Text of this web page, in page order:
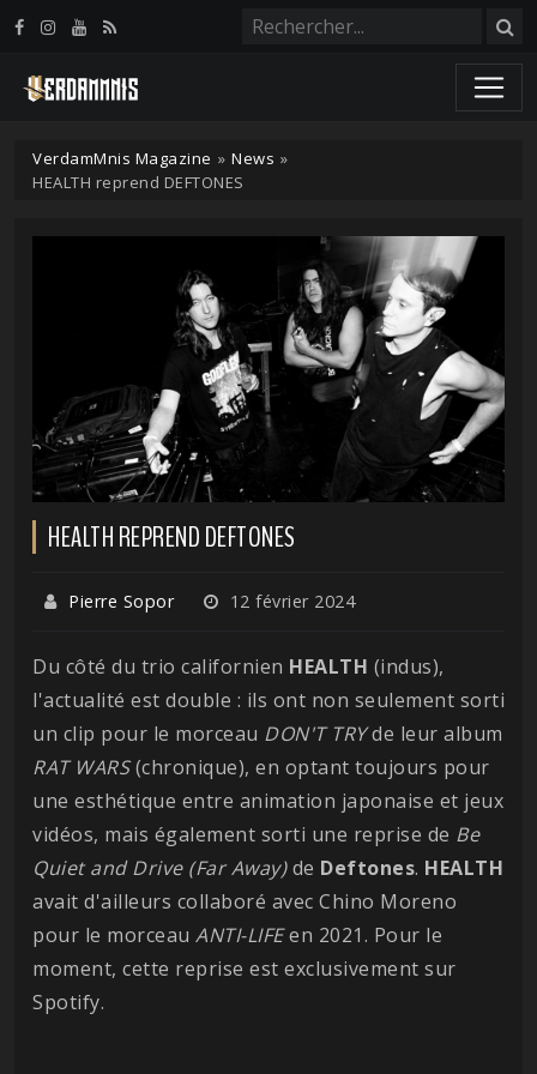
VerdamMnis Magazine » News »
HEALTH reprend DEFTONES
HEALTH REPREND DEFTONES
Pierre Sopor 12 février 2024
Du côté du trio californien HEALTH (indus),
l'actualité est double : ils ont non seulement sorti
un clip pour le morceau DON'T TRYde leur album
RAT WARS(chronique), en optant toujours pour
une esthétique entre animation japonaise et jeux
vidéos, mais également sorti une reprise de Be
Quiet and Drive (Far Away)de Deftones. HEALTH
avait d'ailleurs collaboré avec Chino Moreno
pour le morceau ANTI-LIFEen 2021. Pour le
moment, cette reprise est exclusivement sur
Spotify.
Panneau de gestion des cookies